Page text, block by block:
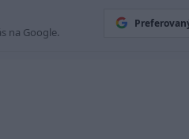
na Google.